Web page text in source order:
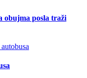
obujma posla traži